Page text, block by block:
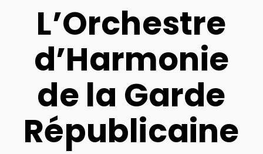
L’Orchestre
d’Harmonie
de la Garde
Républicaine